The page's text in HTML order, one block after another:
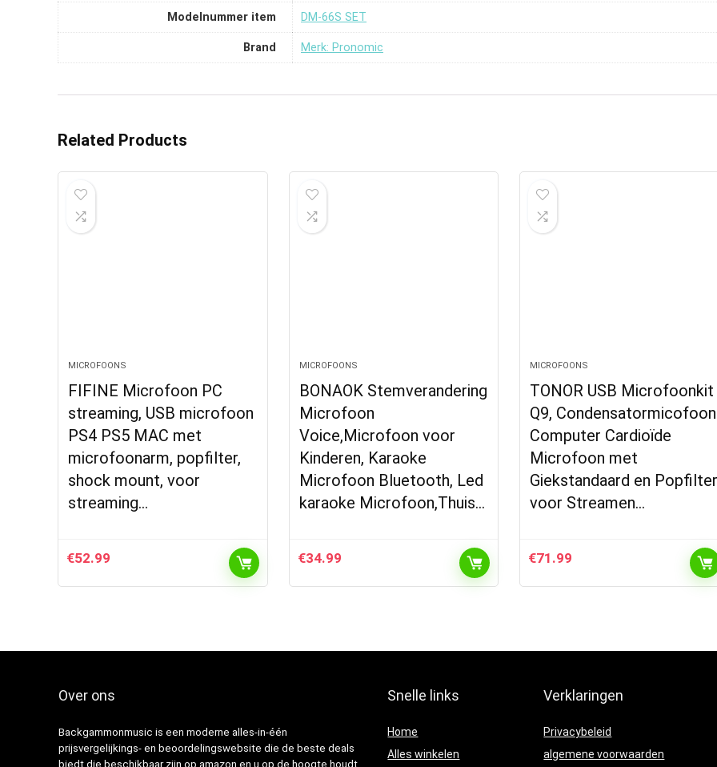
Modelnummer item ‎DM-66S SET
Brand Merk: Pronomic
Related Products
MICROFOONS
FIFINE Microfoon PC
streaming, USB microfoon
PS4 PS5 MAC met
microfoonarm, popfilter,
shock mount, voor
streaming…
€52.99
MICROFOONS
BONAOK Stemverandering
Microfoon
Voice,Microfoon voor
Kinderen, Karaoke
Microfoon Bluetooth, Led
karaoke Microfoon,Thuis…
€34.99
MICROFOONS
TONOR USB Microfoonkit
Q9, Condensatormicofoon
Computer Cardioïde
Microfoon met
Giekstandaard en Popfilter
voor Streamen…
€71.99
Over ons
Backgammonmusic is een moderne alles-in-één
prijsvergelijkings- en beoordelingswebsite die de beste deals
biedt die beschikbaar zijn op amazon en u op de hoogte houdt
Snelle links
Home
Alles winkelen
Verklaringen
Privacybeleid
algemene voorwaarden